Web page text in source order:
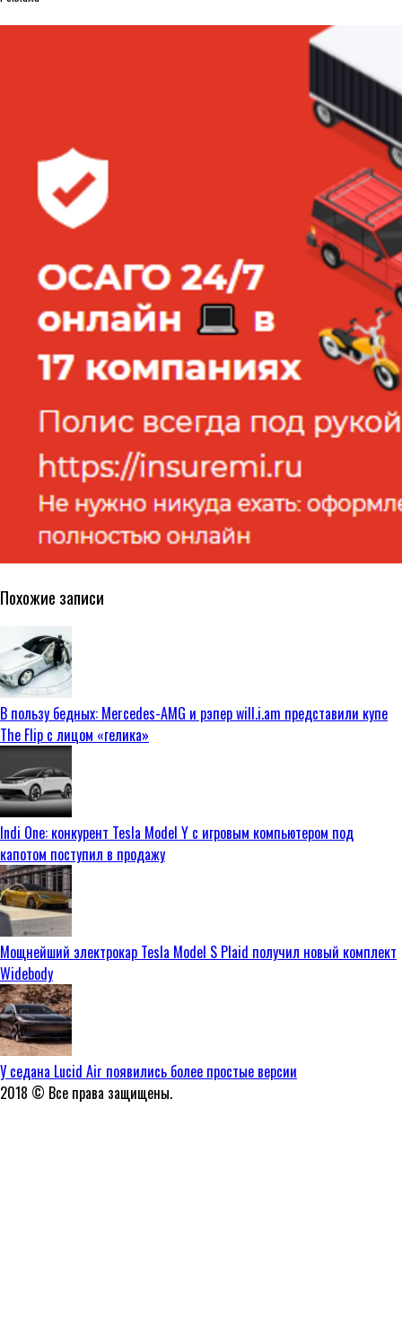
Похожие записи
В пользу бедных: Mercedes-AMG и рэпер will.i.am представили купе
The Flip с лицом «гелика»
Indi One: конкурент Tesla Model Y с игровым компьютером под
капотом поступил в продажу
Мощнейший электрокар Tesla Model S Plaid получил новый комплект
Widebody
У седана Lucid Air появились более простые версии
2018 © Все права защищены.